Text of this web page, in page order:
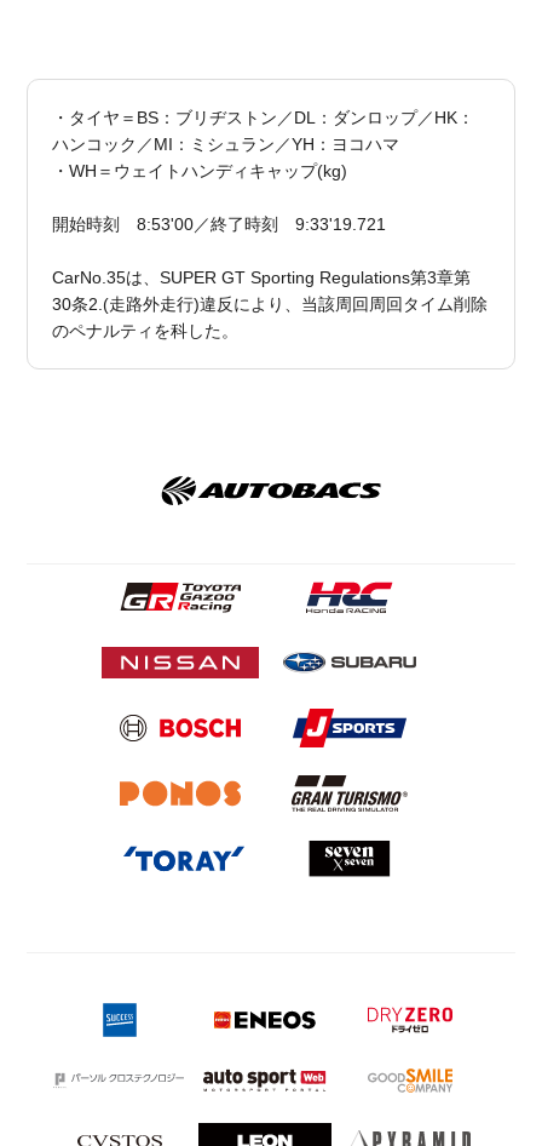
・タイヤ＝BS：ブリヂストン／DL：ダンロップ／HK：
ハンコック／MI：ミシュラン／YH：ヨコハマ
・WH＝ウェイトハンディキャップ(kg)
開始時刻 8:53'00／終了時刻 9:33'19.721
CarNo.35は、SUPER GT Sporting Regulations第3章第
30条2.(走路外走行)違反により、当該周回周回タイム削除
のペナルティを科した。